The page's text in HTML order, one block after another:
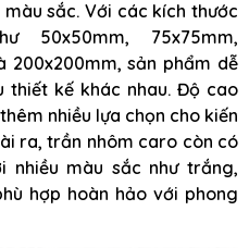
sắc. Với các kích thước
75x75mm,
200x200mm, sản phẩm dễ
thiết kế khác nhau. Độ cao
nhiều lựa chọn cho kiến
ra, trần nhôm caro còn có
nhiều màu sắc như trắng,
hợp hoàn hảo với phong